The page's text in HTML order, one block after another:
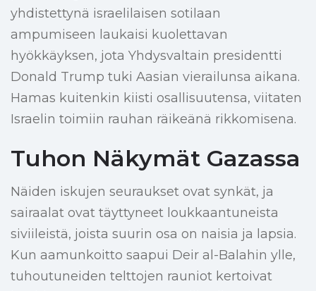
yhdistettynä israelilaisen sotilaan
ampumiseen laukaisi kuolettavan
hyökkäyksen, jota Yhdysvaltain presidentti
Donald Trump tuki Aasian vierailunsa aikana.
Hamas kuitenkin kiisti osallisuutensa, viitaten
Israelin toimiin rauhan räikeänä rikkomisena.
Tuhon Näkymät Gazassa
Näiden iskujen seuraukset ovat synkät, ja
sairaalat ovat täyttyneet loukkaantuneista
siviileistä, joista suurin osa on naisia ​​ja lapsia.
Kun aamunkoitto saapui Deir al-Balahin ylle,
tuhoutuneiden telttojen rauniot kertoivat